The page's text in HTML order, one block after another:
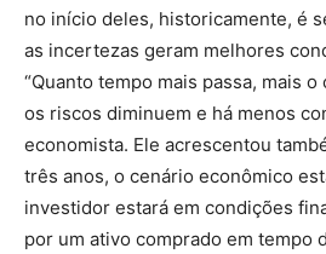
no início deles, historicamente, é
as incertezas geram melhores
“Quanto tempo mais passa, mais
os riscos diminuem e há menos
economista. Ele acrescentou
três anos, o cenário econômico
investidor estará em condições
por um ativo comprado em tempo